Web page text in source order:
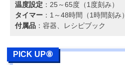
温度設定 ：25～65度（1度刻み）
タイマー ：1～48時間（1時間刻み）
付属品 ：容器、レシピブック
PICK UP⑧